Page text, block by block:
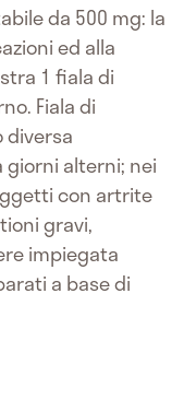
da 500 mg: la
ed alla
1 fiala di
Fiala di
diversa
giorni alterni; nei
con artrite
gravi,
impiegata
a base di